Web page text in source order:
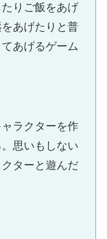
りご飯をあげ
あげたりと普
あげるゲーム
ラクターを作
思いもしない
ターと遊んだ